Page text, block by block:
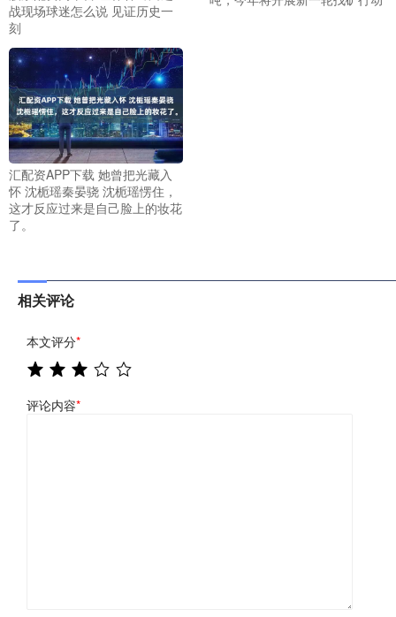
战现场球迷怎么说 见证历史一
刻
汇配资APP下载 她曾把光藏入
怀 沈栀瑶秦晏骁 沈栀瑶愣住，
这才反应过来是自己脸上的妆花
了。
相关评论
本文评分*
评论内容*